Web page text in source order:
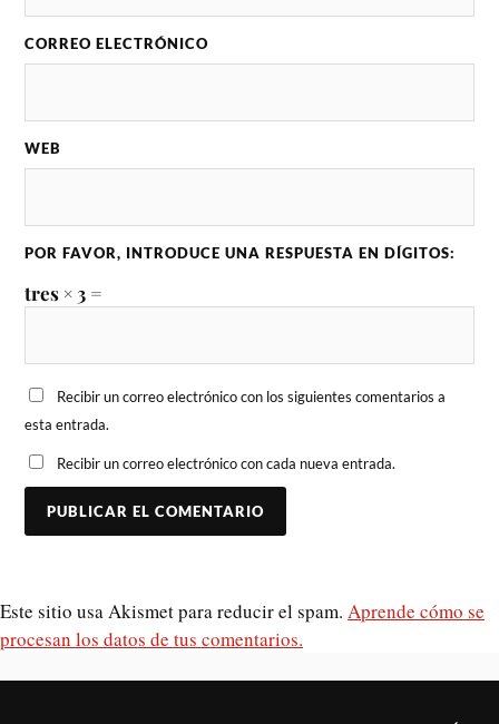
CORREO ELECTRÓNICO
WEB
POR FAVOR, INTRODUCE UNA RESPUESTA EN DÍGITOS:
tres × 3 =
Recibir un correo electrónico con los siguientes comentarios a
esta entrada.
Recibir un correo electrónico con cada nueva entrada.
Este sitio usa Akismet para reducir el spam. Aprende cómo se
procesan los datos de tus comentarios.